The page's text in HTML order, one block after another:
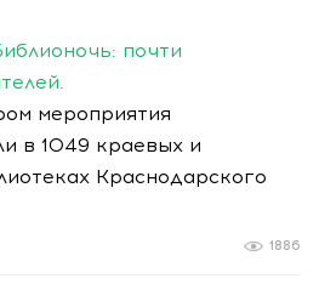
почти
мероприятия
в 1049 краевых и
Краснодарского
1886